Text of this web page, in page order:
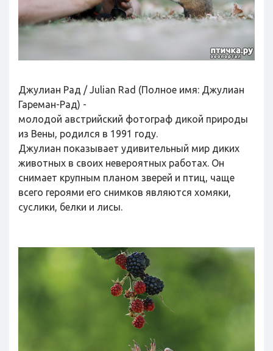
Джулиан Рад / Julian Rad (Полное имя: Джулиан
Гареман-Рад) -
молодой австрийский фотограф дикой природы
из Вены, родился в 1991 году.
Джулиан показывает удивительный мир диких
животных в своих невероятных работах. Он
снимает крупным планом зверей и птиц, чаще
всего героями его снимков являются хомяки,
суслики, белки и лисы.